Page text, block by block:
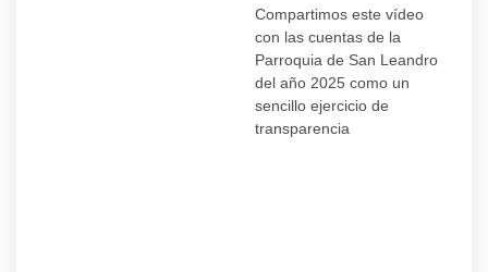
Compartimos este vídeo
con las cuentas de la
Parroquia de San Leandro
del año 2025 como un
sencillo ejercicio de
transparencia